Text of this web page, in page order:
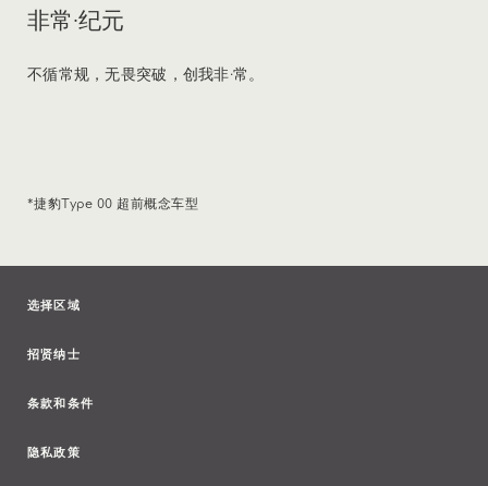
非常·纪元
不循常规，无畏突破，创我非·常。
*捷豹Type 00 超前概念车型
选择区域
招贤纳士
条款和条件
隐私政策